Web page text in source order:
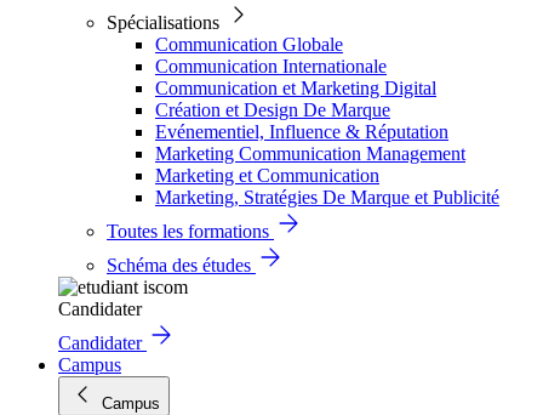
Spécialisations
Communication Globale
Communication Internationale
Communication et Marketing Digital
Création et Design De Marque
Evénementiel, Influence & Réputation
Marketing Communication Management
Marketing et Communication
Marketing, Stratégies De Marque et Publicité
Toutes les formations
Schéma des études
Candidater
Candidater
Campus
Campus